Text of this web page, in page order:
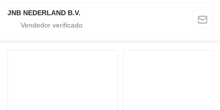
JNB NEDERLAND B.V.